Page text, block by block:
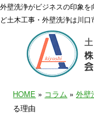
外壁洗浄がビジネスの印象
ど土木工事・外壁洗浄は川
HOME » コラム »外壁
る理由